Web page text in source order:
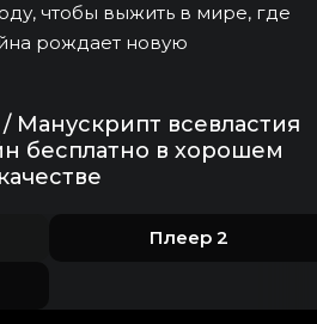
чтобы выжить в мире, где
рождает новую
Манускрипт всевластия
бесплатно в хорошем
качестве
Плеер 2